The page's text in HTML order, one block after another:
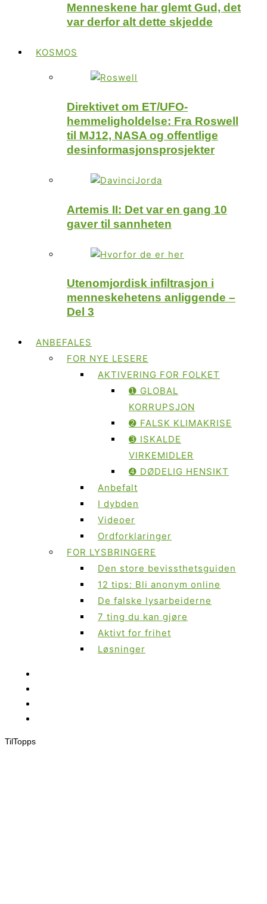
Menneskene har glemt Gud, det
var derfor alt dette skjedde
KOSMOS
Direktivet om ET/UFO-
hemmeligholdelse: Fra Roswell
til MJ12, NASA og offentlige
desinformasjonsprosjekter
Artemis II: Det var en gang 10
gaver til sannheten
Utenomjordisk infiltrasjon i
menneskehetens anliggende –
Del 3
ANBEFALES
FOR NYE LESERE
AKTIVERING FOR FOLKET
➊ GLOBAL
KORRUPSJON
➋ FALSK KLIMAKRISE
➌ ISKALDE
VIRKEMIDLER
➍ DØDELIG HENSIKT
Anbefalt
I dybden
Videoer
Ordforklaringer
FOR LYSBRINGERE
Den store bevissthetsguiden
12 tips: Bli anonym online
De falske lysarbeiderne
7 ting du kan gjøre
Aktivt for frihet
Løsninger
TilTopps